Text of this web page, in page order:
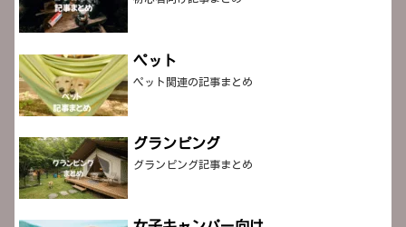
ペット
ペット関連の記事まとめ
グランピング
グランピング記事まとめ